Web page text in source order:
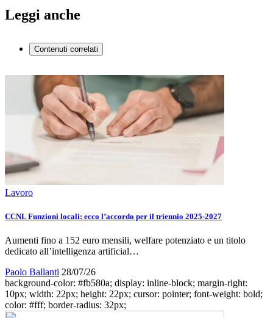
Leggi anche
Contenuti correlati
Lavoro
CCNL Funzioni locali: ecco l’accordo per il triennio 2025-2027
Aumenti fino a 152 euro mensili, welfare potenziato e un titolo
dedicato all’intelligenza artificial…
Paolo Ballanti 28/07/26
background-color: #fb580a; display: inline-block; margin-right:
10px; width: 22px; height: 22px; cursor: pointer; font-weight: bold;
color: #fff; border-radius: 32px;